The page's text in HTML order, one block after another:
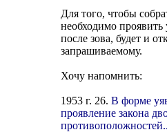
Для того, чтобы
необходимо проявить
после зова, будет и
запрашиваемому.
Хочу напомнить:
1953 г. 26. В форме
проявление закона